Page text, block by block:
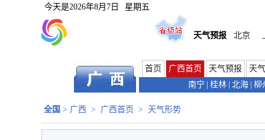
今天是2026年8月7日 星期五
天气预报 北京
首页 广西首页 天气预报
天
南宁
桂林 北海 柳
全国 > 广西 > 广西首页 > 天气形势